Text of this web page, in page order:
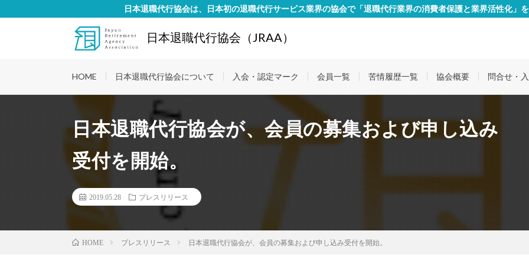
日本退職代行協会は、日本初の退職代行サービス業界の協会で「退職代行業界の消費者保護と業界活性化」
日本退職代行協会（JRAA）
HOME 日本退職代行協会について 入会・認定マーク 会員一覧 苦情履歴一覧 協会概要 問合せ・
日本退職代行協会が、会員の募集および申し込み
受付を開始。
2019.05.28 プレスリリース
HOME プレスリリース 日本退職代行協会が、会員の募集および申し込み受付を開始。